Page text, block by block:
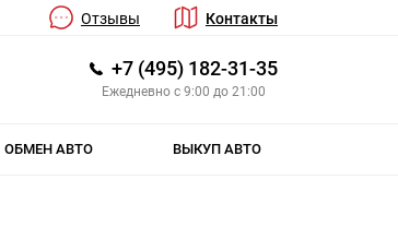
Отзывы Контакты
+7 (495) 182-31-35
Ежедневно с 9:00 до 21:00
ОБМЕН АВТО ВЫКУП АВТО